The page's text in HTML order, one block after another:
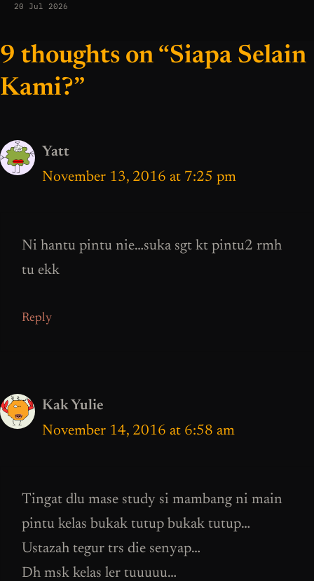
20 Jul 2026
9 thoughts on “Siapa Selain
Kami?”
Yatt
November 13, 2016 at 7:25 pm
Ni hantu pintu nie…suka sgt kt pintu2 rmh
tu ekk
Reply
Kak Yulie
November 14, 2016 at 6:58 am
Tingat dlu mase study si mambang ni main
pintu kelas bukak tutup bukak tutup…
Ustazah tegur trs die senyap…
Dh msk kelas ler tuuuuu…